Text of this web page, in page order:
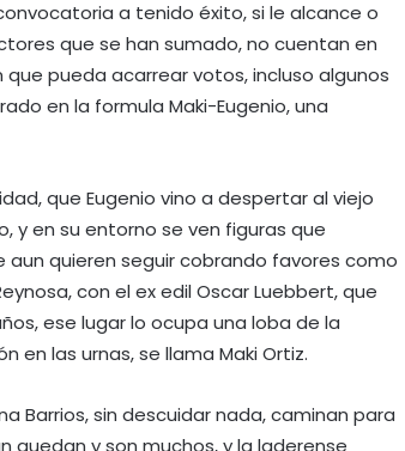
a tenido éxito, si le alcance o
que se han sumado, no cuentan en
pueda acarrear votos, incluso algunos
en la formula Maki-Eugenio, una
que Eugenio vino a despertar al viejo
y en su entorno se ven figuras que
quieren seguir cobrando favores como
con el ex edil Oscar Luebbert, que
ese lugar lo ocupa una loba de la
en las urnas, se llama Maki Ortiz.
Barrios, sin descuidar nada, caminan para
quedan y son muchos, y la laderense